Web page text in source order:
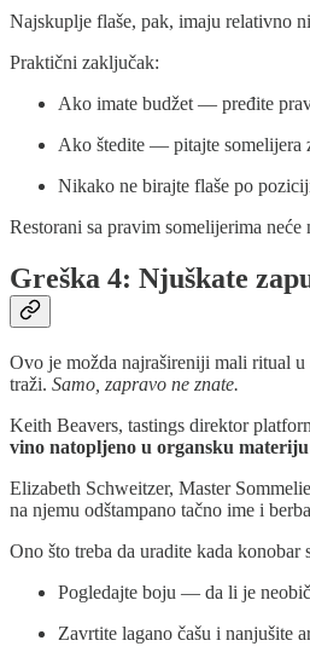
Najskuplje flaše, pak, imaju relativno
Praktični zaključak:
Ako imate budžet — pređite
Ako štedite — pitajte somelijera
Nikako ne birajte flaše po
Restorani sa pravim somelijerima
Greška 4: Njuškate
Ovo je možda najrašireniji mali ritual
traži. Samo, zapravo ne znate.
Keith Beavers, tastings direktor
vino natopljeno u organsku
Elizabeth Schweitzer, Master
na njemu odštampano tačno ime i
Ono što treba da uradite kada konobar
Pogledajte boju — da li je
Zavrtite lagano čašu i nanjušite